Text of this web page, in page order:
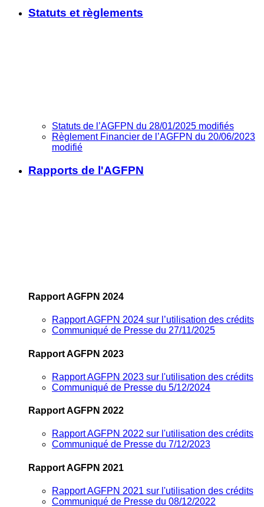
Statuts et règlements
Statuts de l’AGFPN du 28/01/2025 modifiés
Règlement Financier de l’AGFPN du 20/06/2023
modifié
Rapports de l'AGFPN
Rapport AGFPN 2024
Rapport AGFPN 2024 sur l’utilisation des crédits
Communiqué de Presse du 27/11/2025
Rapport AGFPN 2023
Rapport AGFPN 2023 sur l'utilisation des crédits
Communiqué de Presse du 5/12/2024
Rapport AGFPN 2022
Rapport AGFPN 2022 sur l'utilisation des crédits
Communiqué de Presse du 7/12/2023
Rapport AGFPN 2021
Rapport AGFPN 2021 sur l'utilisation des crédits
Communiqué de Presse du 08/12/2022